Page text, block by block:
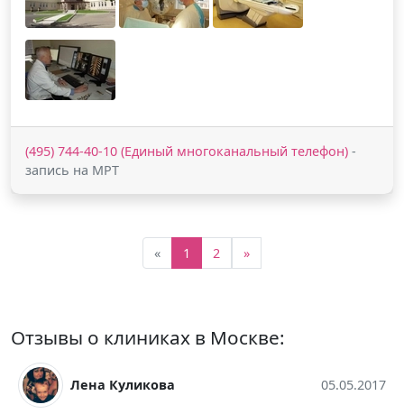
(495) 744-40-10 (Единый многоканальный телефон) -
запись на МРТ
« 1 2 »
Отзывы о клиниках в Москве:
Лена Куликова 05.05.2017